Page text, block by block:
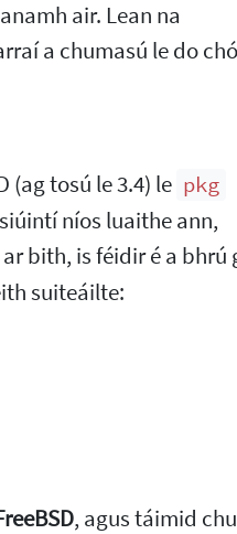
air. Lean na
a chumasú le do
(ag tosú le 3.4) le pkg
níos luaithe ann,
bith, is féidir é a bhrú
suiteáilte:
, agus táimid